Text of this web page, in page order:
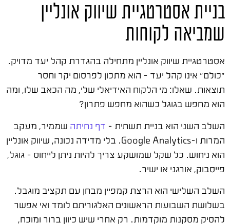
בניית אסטרטגיית שיווק אונליין
שמביאה לקוחות
אסטרטגיית שיווק אונליין מתחילה בהגדרת קהל יעד מדויק.
"כולם" אינו קהל יעד – הוא מתכון לפרסום יקר וחסר
תוצאות. שאלו: מי הלקוח האידיאלי שלי, מה הכאב שלו, ומה
הוא מחפש בגוגל כשהוא מחפש פתרון?
השלב השני הוא בניית תשתית – דף נחיתה שממיר, מעקב
המרות ו-Google Analytics. בלי מדידה נכונה, שיווק אונליין
הוא ניחוש. כל שקל שמושקע צריך להיות ניתן לייחוס – גוגל,
פייסבוק, אורגני או ישיר.
השלב השלישי הוא הרצת קמפיין מבחן עם תקציב מוגבל.
בשלושת השבועות הראשונים האלגוריתם לומד ואי אפשר
להסיק מסקנות מוקדמות. רק אחרי שיש כיוון ברור ומוכח,